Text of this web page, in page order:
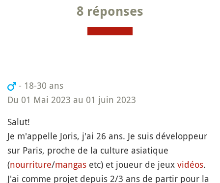
8 réponses
- 18-30 ans
Du 01 Mai 2023 au 01 juin 2023
Salut!
Je m'appelle Joris, j'ai 26 ans. Je suis développeur
sur Paris, proche de la culture asiatique
(nourriture/mangas etc) et joueur de jeux vidéos.
J'ai comme projet depuis 2/3 ans de partir pour la